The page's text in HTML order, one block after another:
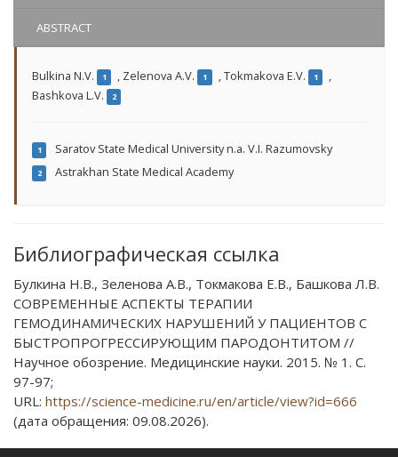
ABSTRACT
Bulkinа N.V. 1 , Zelenova A.V. 1 ,Tokmakova E.V. 1
,
Bashkova L.V.
2
1 Saratov State Medical University n.a. V.I. Razumovsky
2 Astrakhan State Medical Academy
Библиографическая ссылка
Булкина Н.В., Зеленова А.В., Токмакова Е.В., Башкова Л.В.
СОВРЕМЕННЫЕ АСПЕКТЫ ТЕРАПИИ
ГЕМОДИНАМИЧЕСКИХ НАРУШЕНИЙ У ПАЦИЕНТОВ С
БЫСТРОПРОГРЕССИРУЮЩИМ ПАРОДОНТИТОМ //
Научное обозрение. Медицинские науки. 2015. № 1. С.
97-97;
URL: https://science-medicine.ru/en/article/view?id=666
(дата обращения: 09.08.2026).